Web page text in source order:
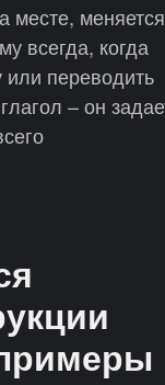
месте, меняется
всегда, когда
или переводить
– он